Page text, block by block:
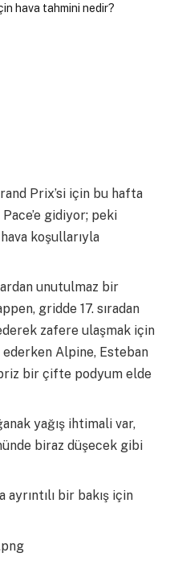
Prix’si için bu hafta
gidiyor; peki
koşullarıyla
unutulmaz bir
gridde 17. sıradan
zafere ulaşmak için
Alpine, Esteban
bir çifte podyum elde
yağış ihtimali var,
biraz düşecek gibi
bir bakış için